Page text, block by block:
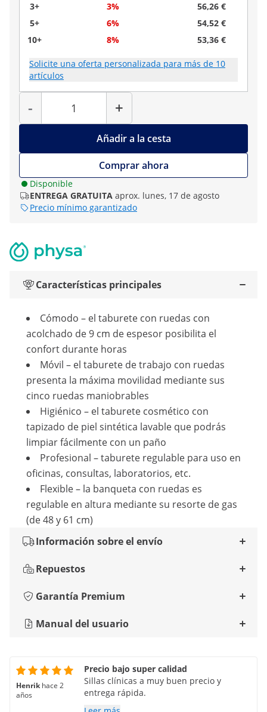
3+
3%
56,26 €
5+
6%
54,52 €
10+
8% 53,36 €
Solicite una oferta personalizada para más de 10
artículos
-
Cantidad
+
Añadir a la cesta
Comprar ahora
Disponible
ENTREGA GRATUITA aprox. lunes, 17 de agosto
Precio mínimo garantizado
Características principales
Cómodo – el taburete con ruedas con
acolchado de 9 cm de espesor posibilita el
confort durante horas
Móvil – el taburete de trabajo con ruedas
presenta la máxima movilidad mediante sus
cinco ruedas maniobrables
Higiénico – el taburete cosmético con
tapizado de piel sintética lavable que podrás
limpiar fácilmente con un paño
Profesional – taburete regulable para uso en
oficinas, consultas, laboratorios, etc.
Flexible – la banqueta con ruedas es
regulable en altura mediante su resorte de gas
(de 48 y 61 cm)
Información sobre el envío
Repuestos
Garantía Premium
Manual del usuario
Henrik hace 2
años
Precio bajo super calidad
Sillas clínicas a muy buen precio y
entrega rápida.